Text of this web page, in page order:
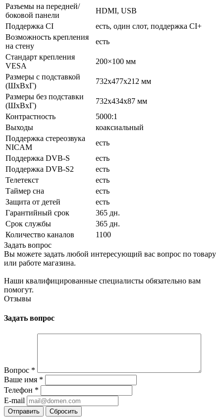
Разъемы на передней/
боковой панели
HDMI, USB
Поддержка CI
есть, один слот, поддержка CI+
Возможность крепления
на стену
есть
Стандарт крепления
VESA
200×100 мм
Размеры с подставкой
(ШxВxГ)
732x477x212 мм
Размеры без подставки
(ШxВxГ)
732x434x87 мм
Контрастность
5000:1
Выходы
коаксиальный
Поддержка стереозвука
NICAM
есть
Поддержка DVB-S
есть
Поддержка DVB-S2
есть
Телетекст
есть
Таймер сна
есть
Защита от детей
есть
Гарантийный срок
365 дн.
Срок службы
365 дн.
Количество каналов
1100
Задать вопрос
Вы можете задать любой интересующий вас вопрос по товару
или работе магазина.
Наши квалифицированные специалисты обязательно вам
помогут.
Отзывы
Задать вопрос
Вопрос *
Ваше имя *
Телефон *
E-mail
Сбросить